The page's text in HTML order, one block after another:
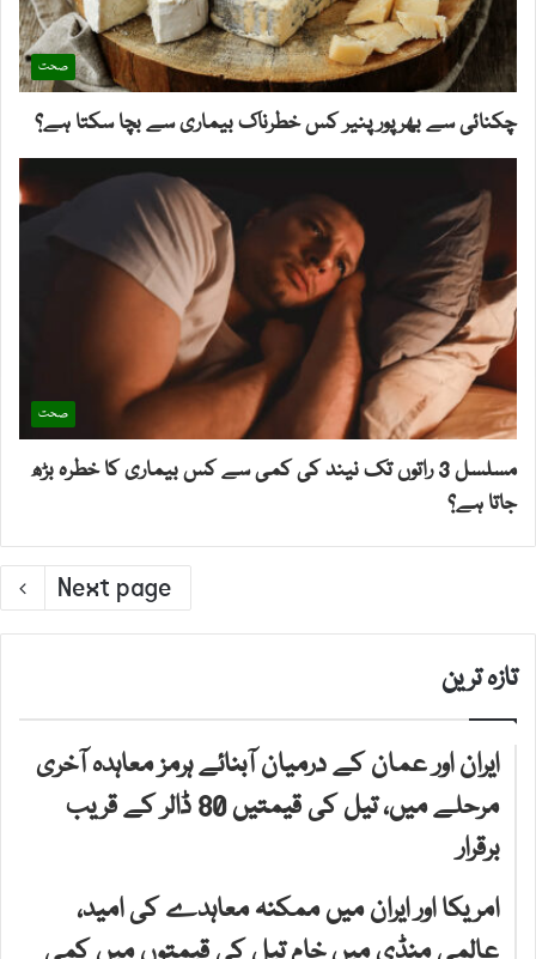
صحت
چکنائی سے بھرپور پنیر کس خطرناک بیماری سے بچا سکتا ہے؟
صحت
مسلسل 3 راتوں تک نیند کی کمی سے کس بیماری کا خطرہ بڑھ
جاتا ہے؟
Next page
تازہ ترین
ایران اور عمان کے درمیان آبنائے ہرمز معاہدہ آخری
مرحلے میں، تیل کی قیمتیں 80 ڈالر کے قریب
برقرار
امریکا اور ایران میں ممکنہ معاہدے کی امید،